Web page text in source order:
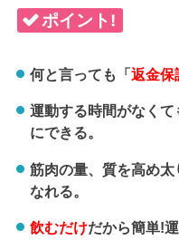
ポイント!
何と言っても「返金保
運動する時間がなくて
にできる。
筋肉の量、質を高め
なれる。
飲むだけだから簡単!